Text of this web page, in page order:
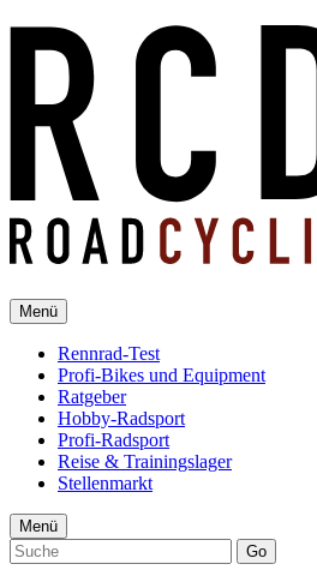
Menü
Rennrad-Test
Profi-Bikes und Equipment
Ratgeber
Hobby-Radsport
Profi-Radsport
Reise & Trainingslager
Stellenmarkt
Menü
Go